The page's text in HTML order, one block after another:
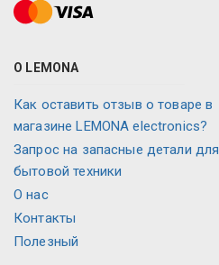
О LEMONA
Как оставить отзыв о товаре в
магазине LEMONA electronics?
Запрос на запасные детали для
бытовой техники
О нас
Контакты
Полезный